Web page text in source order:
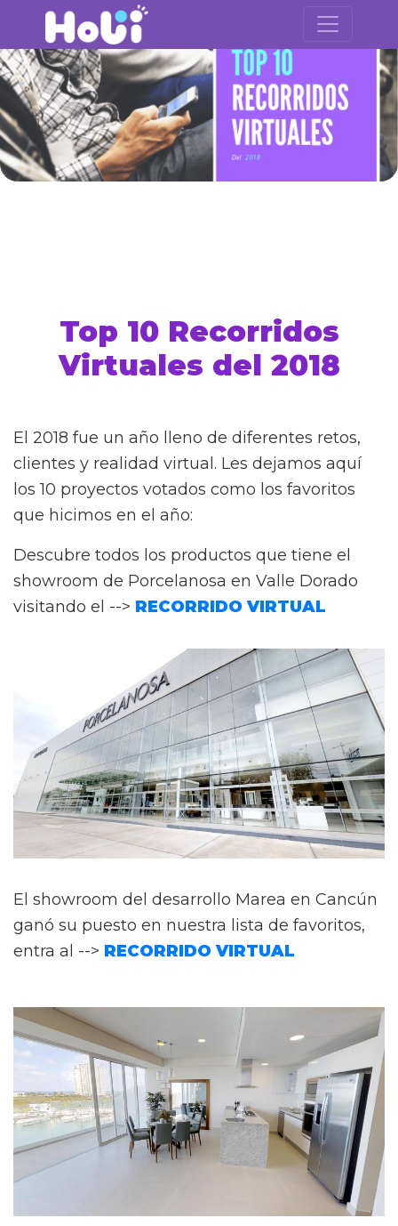
Top 10 Recorridos
Virtuales del 2018
El 2018 fue un año lleno de diferentes retos,
clientes y realidad virtual. Les dejamos aquí
los 10 proyectos votados como los favoritos
que hicimos en el año:
Descubre todos los productos que tiene el
showroom de Porcelanosa en Valle Dorado
visitando el --> RECORRIDO VIRTUAL
El showroom del desarrollo Marea en Cancún
ganó su puesto en nuestra lista de favoritos,
entra al --> RECORRIDO VIRTUAL